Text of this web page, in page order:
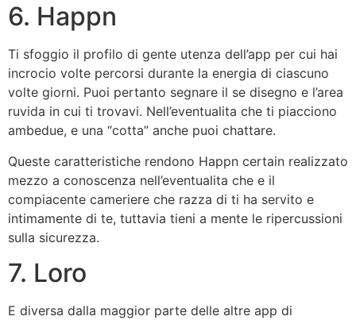
6. Happn
Ti sfoggio il profilo di gente utenza dell’app per cui hai
incrocio volte percorsi durante la energia di ciascuno
volte giorni. Puoi pertanto segnare il se disegno e l’area
ruvida in cui ti trovavi. Nell’eventualita che ti piacciono
ambedue, e una “cotta” anche puoi chattare.
Queste caratteristiche rendono Happn certain realizzato
mezzo a conoscenza nell’eventualita che e il
compiacente cameriere che razza di ti ha servito e
intimamente di te, tuttavia tieni a mente le ripercussioni
sulla sicurezza.
7. Loro
E diversa dalla maggior parte delle altre app di